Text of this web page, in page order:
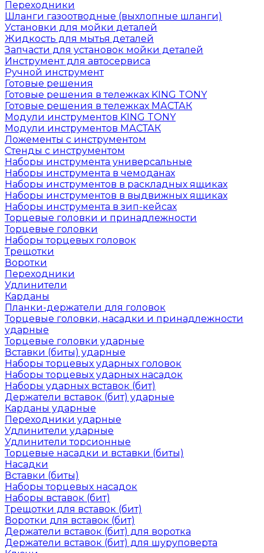
Переходники
Шланги газоотводные (выхлопные шланги)
Установки для мойки деталей
Жидкость для мытья деталей
Запчасти для установок мойки деталей
Инструмент для автосервиса
Ручной инструмент
Готовые решения
Готовые решения в тележках KING TONY
Готовые решения в тележках МАСТАК
Модули инструментов KING TONY
Модули инструментов МАСТАК
Ложементы с инструментом
Стенды с инструментом
Наборы инструмента универсальные
Наборы инструмента в чемоданах
Наборы инструментов в раскладных ящиках
Наборы инструментов в выдвижных ящиках
Наборы инструмента в зип-кейсах
Торцевые головки и принадлежности
Торцевые головки
Наборы торцевых головок
Трещотки
Воротки
Переходники
Удлинители
Карданы
Планки-держатели для головок
Торцевые головки, насадки и принадлежности
ударные
Торцевые головки ударные
Вставки (биты) ударные
Наборы торцевых ударных головок
Наборы торцевых ударных насадок
Наборы ударных вставок (бит)
Держатели вставок (бит) ударные
Карданы ударные
Переходники ударные
Удлинители ударные
Удлинители торсионные
Торцевые насадки и вставки (биты)
Насадки
Вставки (биты)
Наборы торцевых насадок
Наборы вставок (бит)
Трещотки для вставок (бит)
Воротки для вставок (бит)
Держатели вставок (бит) для воротка
Держатели вставок (бит) для шуруповерта